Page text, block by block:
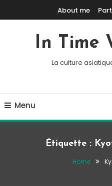
Skip To ContentAbout me
In Time
La culture
Menu
Étiquette :
Home